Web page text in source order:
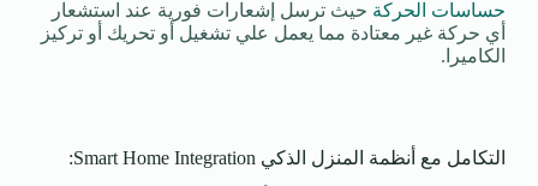
حساسات الحركة حيث ترسل إشعارات فورية عند استشعار
أي حركة غير معتادة مما يعمل علي تشغيل أو تحريك أو تركيز
الكاميرا.
التكامل مع أنظمة المنزل الذكي Smart Home Integration: